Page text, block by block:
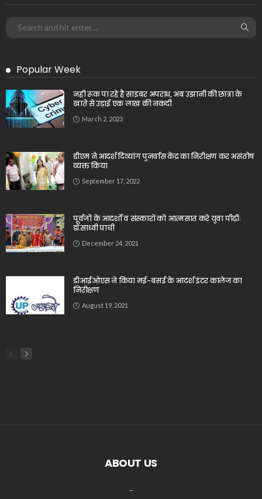
Popular Week
नही रूक पा रहे है साइबर अपराध, अब उझानी की छात्रा के
खाते से उड़ाई एक लाख की नकदी
March 2, 2023
डीएम ने आदर्श दिव्यांग पुनर्वास केंद्र का निरीक्षण कर असंतोष
व्यक्त किया
September 17, 2022
पूर्वजों के आदर्शों व संस्कारों को आत्मसात करे युवा पीढ़ीः
डॉ.साध्वी प्राची
December 24, 2021
डीआईओएस ने किया मई-बसई के आदर्श इंटर कालेज का
निरीक्षण
August 19, 2021
ABOUT US